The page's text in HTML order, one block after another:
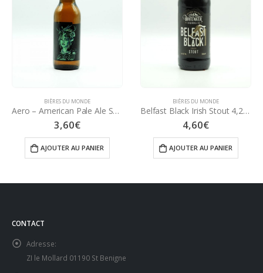
BIÈRES DU MONDE
Aero – American Pale Ale SANS GLUTEN 4,7% – 33 cl
3,60€
AJOUTER AU PANIER
BIÈRES DU MONDE
Belfast Black Irish Stout 4,2° – 50 cl
4,60€
AJOUTER AU PANIER
CONTACT
Adresse:
ZI le Mollard 01190 St Benigne